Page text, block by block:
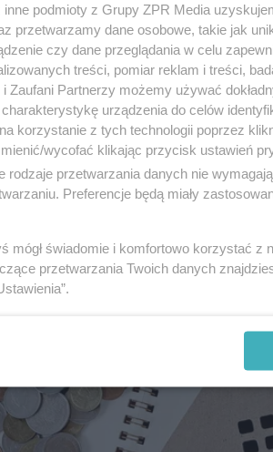
Nie można też odliczyć od podatku
one sfinansowane (dofinansowane) ze
i Gospodarki Wodnej lub
podmioty z Grupy ZPR Media
przetwarzamy dane osobowe, takie jak
czy dane przeglądania w celu
treści, pomiar reklam i treści,
Zaufani Partnerzy możemy używać
urządzenia do celów
korzystanie z tych technologii poprzez
wycofać klikając przycisk ustawień
rodzaje przetwarzania danych nie
Preferencje będą miały
mógł świadomie i komfortowo korzystać z
przetwarzania Twoich danych